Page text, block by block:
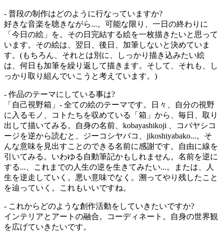
- 普段の制作はどのように行なっていますか?
好きな音楽を聴きながら...。可能な限り、一日の終わりに
「今日の絵」を。その日完結する絵を一枚描きたいと思って
います。その絵は、翌日、後日、加筆しないと決めていま
す。(もちろん、それとは別に、しっかり描き込みたい絵
は、何日も加筆を繰り返して描きます。そして、それも、し
っかり取り組んでいこうと考えています。)
- 作品のテーマにしている事は?
「自己視野箱」- 全ての絵のテーマです。日々、自分の視野
に入るモノ、コトたちを収めている「箱」から、毎日、取り
出して描いてみる。自身の名前、kobayashikoji 、コバヤシコ
ージを逆から読むと、ジーコシヤバコ、jikoshiyabako...。そ
んな意味を見出すことのできる名前に感謝です。自由に線を
引いてみる。いわゆる自動筆記かもしれません。名前を逆に
する...、これまでの人生の逆を生きてみたい...。または、人
生を逆走していく。悪い意味でなく。溯ってやり残したこと
を辿っていく。これもいいですね。
- これからどのような創作活動をしていきたいですか?
インテリアとアートの融合。コーディネート。自身の世界観
を広げていきたいです。